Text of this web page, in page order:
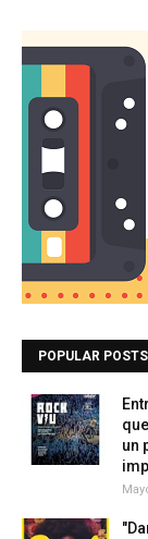
POPULAR POSTS
un